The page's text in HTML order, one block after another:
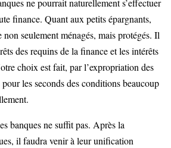
ne pourrait naturellement s’effectuer
finance. Quant aux petits épargnants,
seulement ménagés, mais protégés. Il
des requins de la finance et les intérêts
choix est fait, par l’expropriation des
les seconds des conditions beaucoup
banques ne suffit pas. Après la
il faudra venir à leur unification